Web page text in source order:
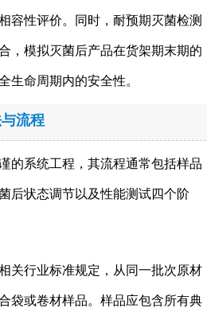
容性评价。同时，耐预期灭菌检测
，模拟灭菌后产品在货架期末期的
生命周期内的安全性。
流程
的系统工程，其流程通常包括样品
后状态调节以及性能测试四个阶
关行业标准规定，从同一批次原材
袋或卷材样品。样品应包含所有典